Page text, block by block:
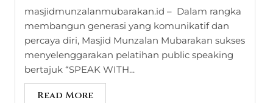
masjidmunzalanmubarakan.id – Dalam rangka
membangun generasi yang komunikatif dan
percaya diri, Masjid Munzalan Mubarakan sukses
menyelenggarakan pelatihan public speaking
bertajuk “SPEAK WITH...
Read More